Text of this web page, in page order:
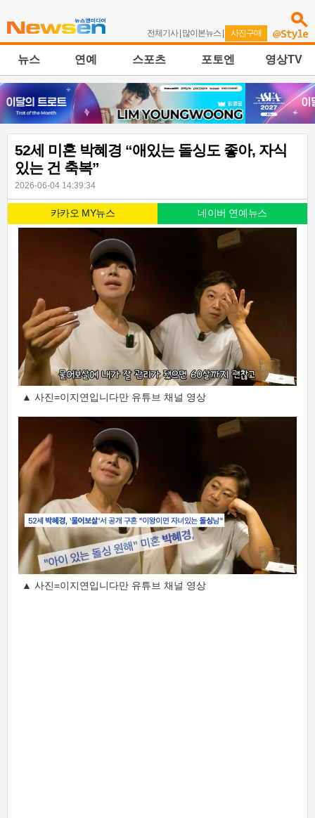
전체기사| 많이본뉴스 | 사진구매
뉴스 연예 스포츠 포토엔 영상TV
52세 미혼 박혜경 “애있는 돌싱도 좋아, 자식
있는 건 축복”
2026-06-04 14:39:34
카카오 MY뉴스 네이버 연예뉴스
▲ 사진=이지연입니다만 유튜브 채널 영상
▲ 사진=이지연입니다만 유튜브 채널 영상